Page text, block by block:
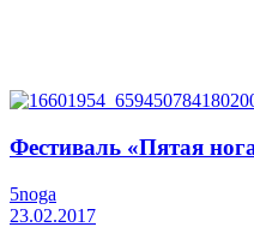
Фестиваль «Пятая
5noga
23.02.2017